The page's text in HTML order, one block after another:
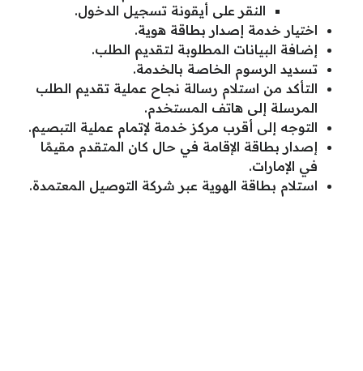
النقر على أيقونة تسجيل الدخول.
اختيار خدمة إصدار بطاقة هوية.
إضافة البيانات المطلوبة لتقديم الطلب.
تسديد الرسوم الخاصة بالخدمة.
التأكد من استلام رسالة نجاح عملية تقديم الطلب
المرسلة إلى هاتف المستخدم.
التوجه إلى أقرب مركز خدمة لإتمام عملية التبصيم.
إصدار بطاقة الإقامة في حال كان المتقدم مقيمًا
في الإمارات.
استلام بطاقة الهوية عبر شركة التوصيل المعتمدة.